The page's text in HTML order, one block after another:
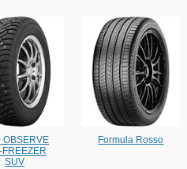
OBSERVE
FREEZER
SUV
Formula Rosso